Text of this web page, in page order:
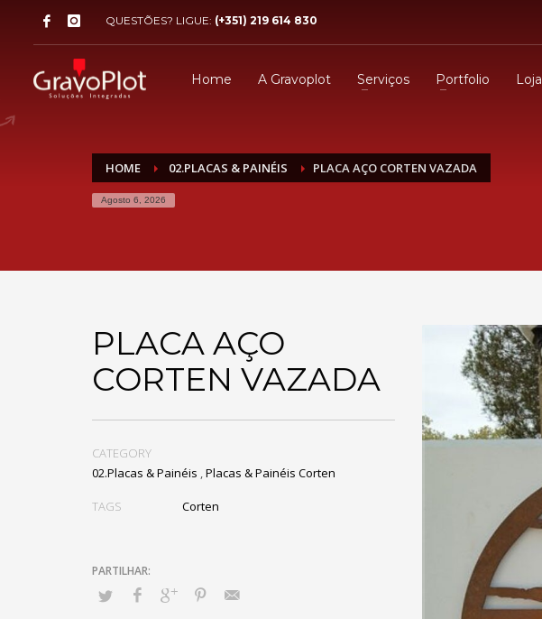
QUESTÕES? LIGUE: (+351) 219 614 830
Home A Gravoplot Serviços Portfolio Loja
HOME 02.PLACAS & PAINÉIS PLACA AÇO CORTEN VAZADA
Agosto 6, 2026
PLACA AÇO
CORTEN VAZADA
CATEGORY
02.Placas & Painéis ,Placas & Painéis Corten
TAGS Corten